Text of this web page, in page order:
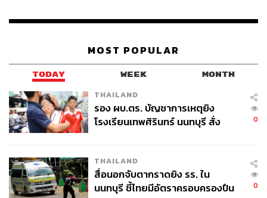
MOST POPULAR
TODAY WEEK MONTH
THAILAND
รอง ผบ.ตร. บัญชาการเหตุยิง
โรงเรียนเทพศิรินทร์ นนทบุรี สั่ง
0
THAILAND
สื่อนอกจับตากราดยิง รร. ใน
นนทบุรี ชี้ไทยมีอัตราครอบครองปืน
0